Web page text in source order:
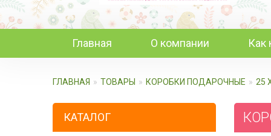
Главная О компании Как
ГЛАВНАЯ ТОВАРЫ КОРОБКИ ПОДАРОЧНЫЕ 25
КАТАЛОГ